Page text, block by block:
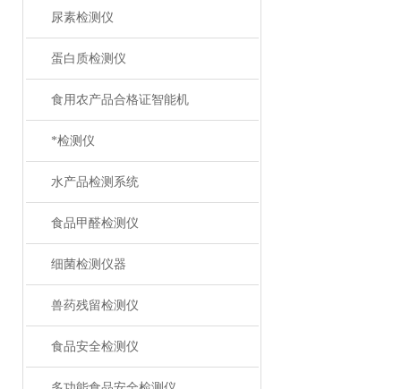
尿素检测仪
蛋白质检测仪
食用农产品合格证智能机
*检测仪
水产品检测系统
食品甲醛检测仪
细菌检测仪器
兽药残留检测仪
食品安全检测仪